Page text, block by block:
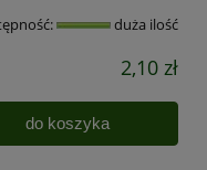
duża ilość
2,10 zł
do koszyka